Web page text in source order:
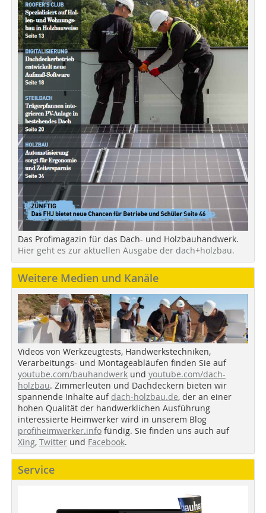
Das Profimagazin für das Dach- und Holzbauhandwerk.
Hier geht es zur aktuellen Ausgabe der dach+holzbau.
Weitere Medien und Kanäle
Videos von Werkzeugtests, Handwerkstechniken,
Verarbeitungs- und Montageabläufen finden Sie auf
youtube.com/bauhandwerk und youtube.com/dach-
holzbau. Zimmerleuten und Dachdeckern bieten wir
spannende Inhalte auf dach-holzbau.de, der an einer
hohen Qualität der handwerklichen Ausführung
interessierte Heimwerker wird in unserem Blog
profiheimwerker.info fündig. Sie finden uns auch auf
Xing, Twitter und Facebook.
Service